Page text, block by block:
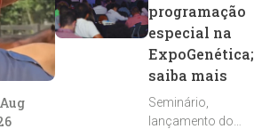
programação
especial na
ExpoGenética;
saiba mais
Seminário,
lançamento do